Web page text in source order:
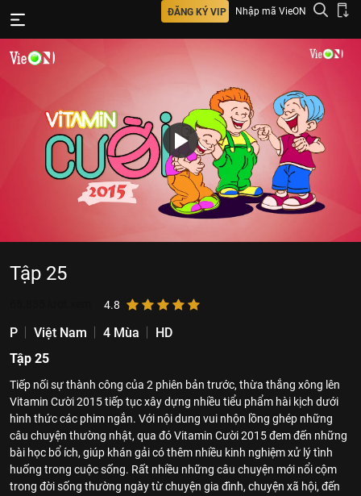
ĐĂNG KÝ VIP Nhập mã VieON
Tập 25
4.8
P Việt Nam 4 Mùa
HD
Tập 25
Tiếp nối sự thành công của 2 phiên bản trước, thừa thắng xông lên
Vitamin Cười 2015 tiếp tục xây dựng nhiều tiểu phẩm hài kịch dưới
hình thức các phim ngắn. Với nội dung vui nhộn lồng ghép những
câu chuyện thường nhật, qua đó Vitamin Cười 2015 đem đến những
bài học bổ ích, giúp khán gải có thêm nhiều kinh nghiệm xử lý tình
huống trong cuộc sống. Rất nhiều những câu chuyện mới nổi cộm
trong đời sống thường ngày từ chuyện gia đình, chuyện xã hội, đến